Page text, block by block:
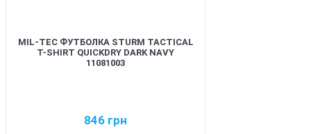
MIL-TEC ФУТБОЛКА STURM TACTICAL
T-SHIRT QUICKDRY DARK NAVY
11081003
846 грн